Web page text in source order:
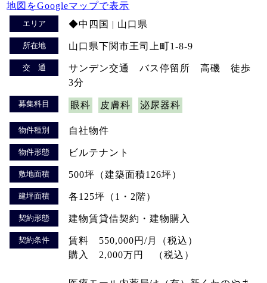
地図をGoogleマップで表示
エリア ◆中四国 | 山口県
所在地 山口県下関市王司上町1-8-9
交 通
サンデン交通 バス停留所 高磯 徒歩
3分
募集科目 眼科 皮膚科 泌尿器科
物件種別 自社物件
物件形態 ビルテナント
敷地面積 500坪（建築面積126坪）
建坪面積 各125坪（1・2階）
契約形態 建物賃貸借契約・建物購入
契約条件
賃料 550,000円/月（税込）
購入 2,000万円 （税込）